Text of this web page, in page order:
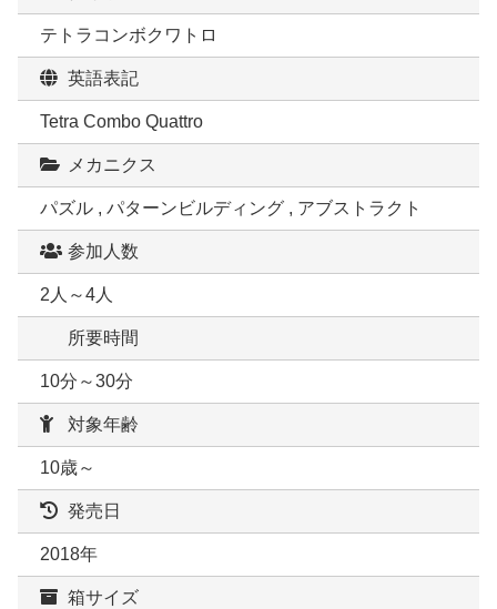
テトラコンボクワトロ
英語表記
Tetra Combo Quattro
メカニクス
パズル , パターンビルディング , アブストラクト
参加人数
2人～4人
所要時間
10分～30分
対象年齢
10歳～
発売日
2018年
箱サイズ